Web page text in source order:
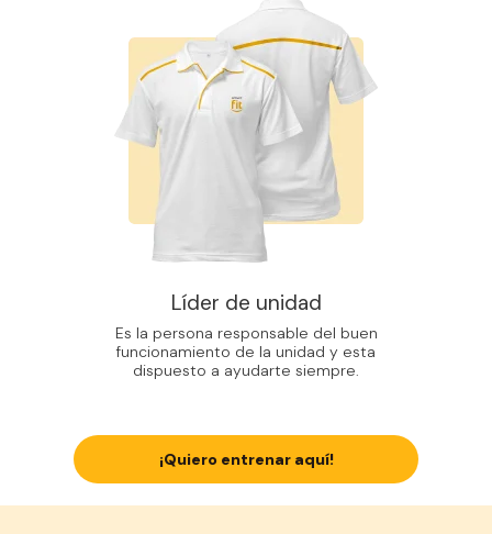
Líder de unidad
Es la persona responsable del buen
funcionamiento de la unidad y esta
dispuesto a ayudarte siempre.
¡Quiero entrenar aquí!